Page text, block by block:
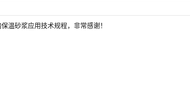
温砂浆应用技术规程，非常感谢！